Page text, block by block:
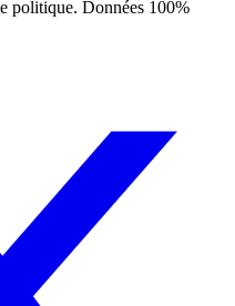
politique. Données 100%